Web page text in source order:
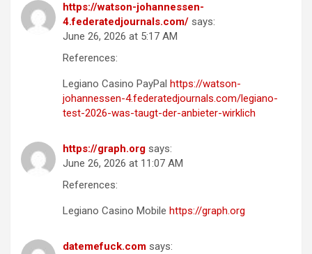
https://watson-johannessen-
4.federatedjournals.com/ says:
June 26, 2026 at 5:17 AM
References:
Legiano Casino PayPal https://watson-
johannessen-4.federatedjournals.com/legiano-
test-2026-was-taugt-der-anbieter-wirklich
https://graph.org says:
June 26, 2026 at 11:07 AM
References:
Legiano Casino Mobile https://graph.org
datemefuck.com says: